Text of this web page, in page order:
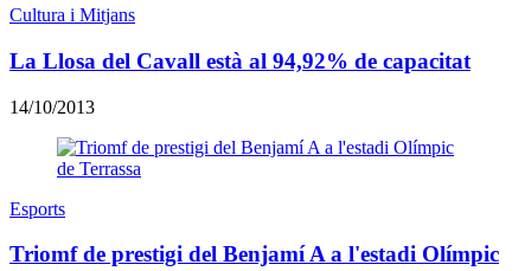
Cultura i Mitjans
La Llosa del Cavall està al 94,92% de capacitat
14/10/2013
Esports
Triomf de prestigi del Benjamí A a l'estadi Olímpic